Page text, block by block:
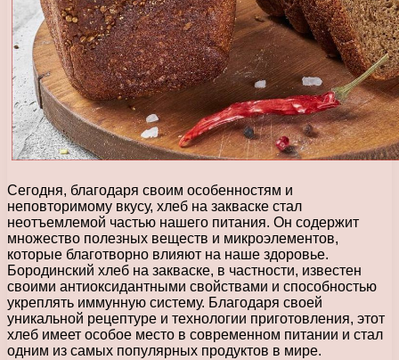
Сегодня, благодаря своим особенностям и
неповторимому вкусу, хлеб на закваске стал
неотъемлемой частью нашего питания. Он содержит
множество полезных веществ и микроэлементов,
которые благотворно влияют на наше здоровье.
Бородинский хлеб на закваске, в частности, известен
своими антиоксидантными свойствами и способностью
укреплять иммунную систему. Благодаря своей
уникальной рецептуре и технологии приготовления, этот
хлеб имеет особое место в современном питании и стал
одним из самых популярных продуктов в мире.